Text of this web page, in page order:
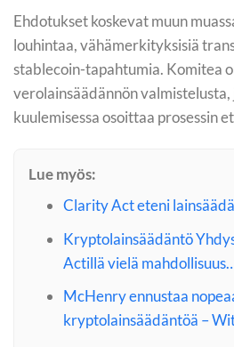
Ehdotukset koskevat muun
louhintaa, vähämerkityksisiä
stablecoin-tapahtumia. Komitea
verolainsäädännön
kuulemisessa osoittaa prosessin
Lue myös:
Clarity Act eteni
Kryptolainsäädäntö
Actillä vielä
McHenry ennustaa
kryptolainsäädäntöä –